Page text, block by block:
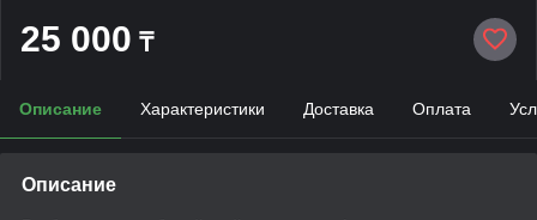
25 000 ₸
Описание Характеристики Доставка Оплата
Описание